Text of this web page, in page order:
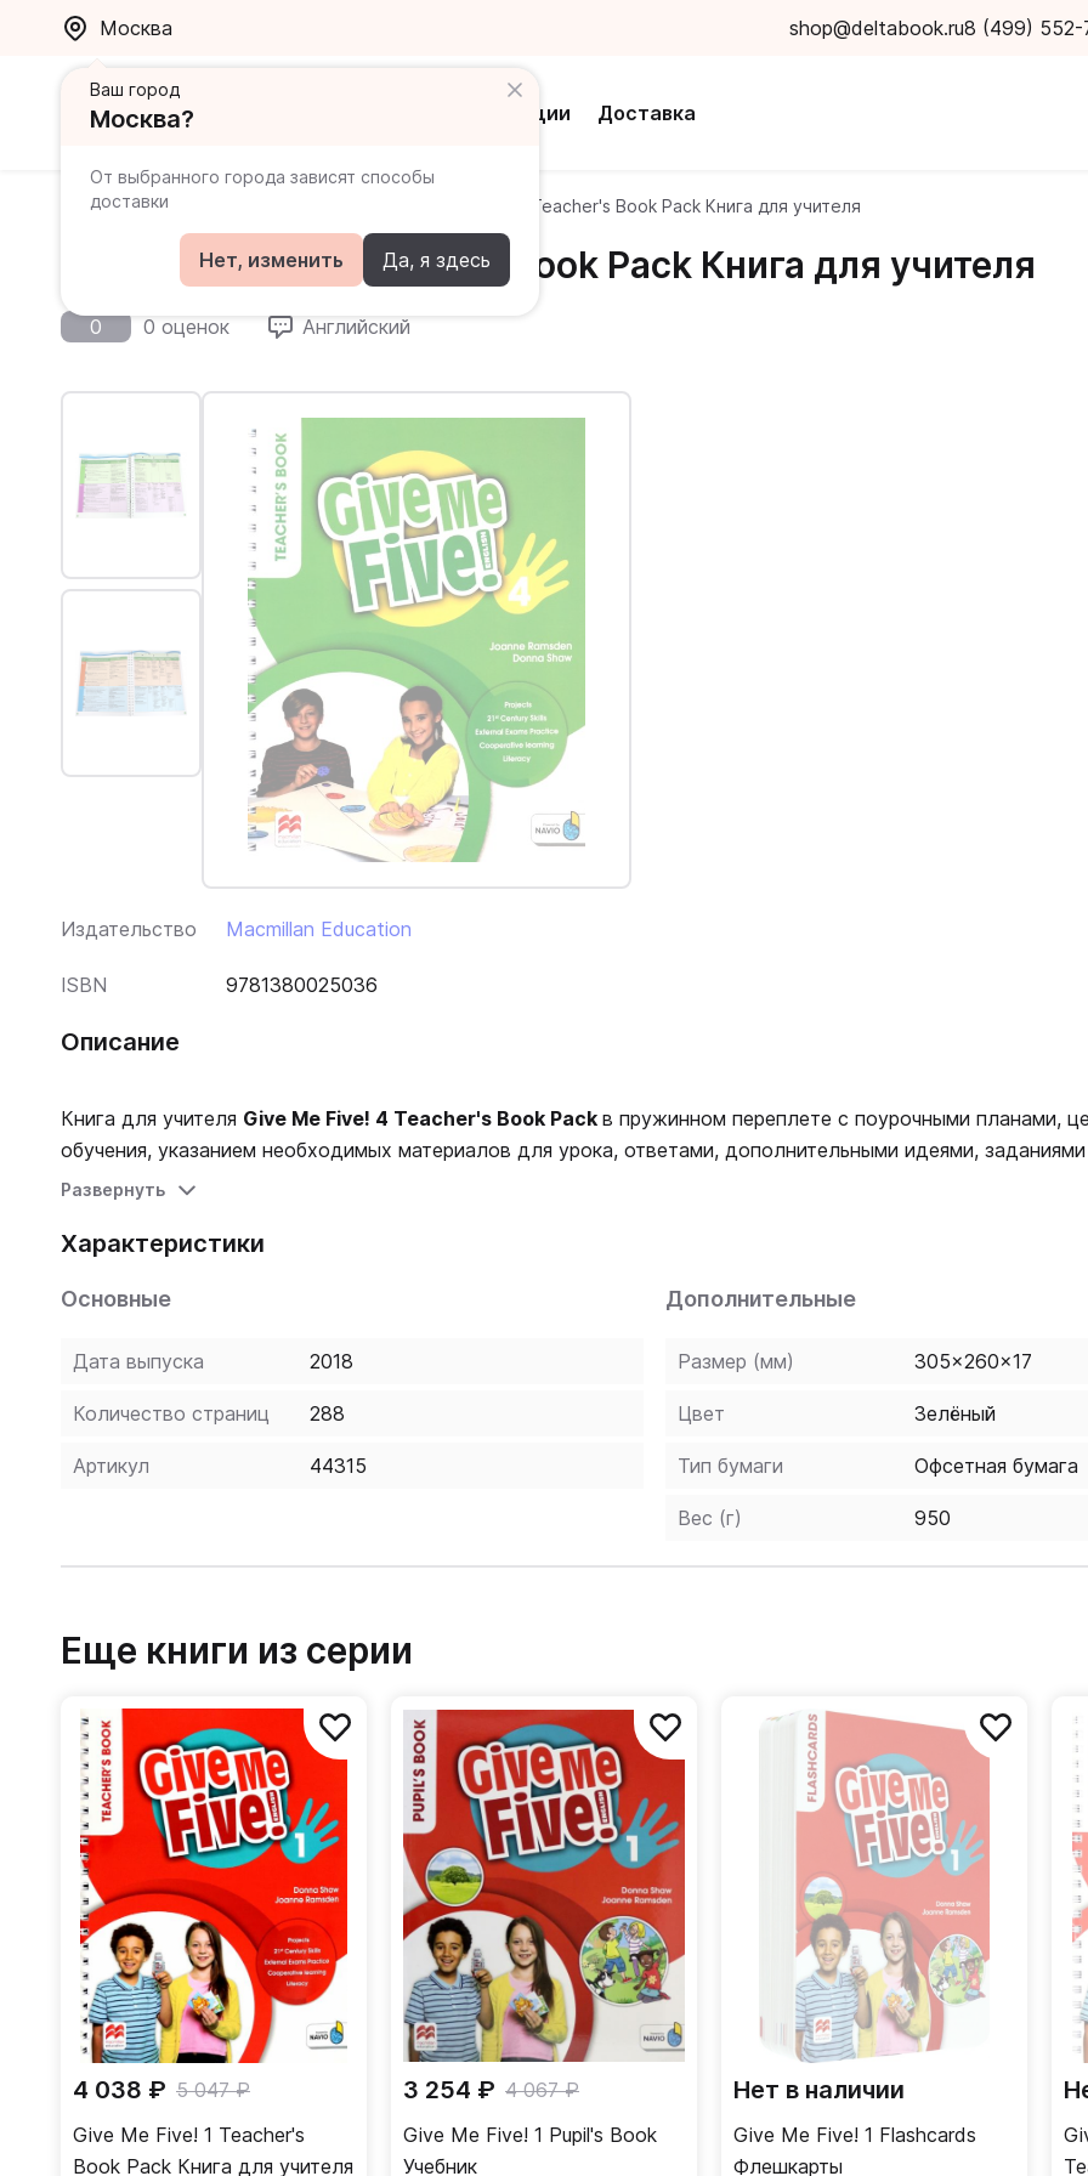
Москва shop@deltabook.ru8 (499) 552-
Акции Доставка
Ваш город
Москва?
От выбранного города зависят способы
доставки
Нет, изменить Да, я здесь
Главная Каталог Give Me Five! 4 Teacher's Book Pack Книга для учителя
Give Me Five! 4 Teacher's Book Pack Книга для учителя
0 0 оценок Английский
Издательство Macmillan Education
ISBN 9781380025036
Описание
Книга для учителя Give Me Five! 4 Teacher's Book Pack в пружинном переплете с поурочными планами,
обучения, указанием необходимых материалов для урока, ответами, дополнительными идеями,
практическими рекомендациями по организации уроков. В конце книги находятся аудиоскрипты.
Интернет-ресурс включает в себя аудио- и видеоматериалы, материалы для подготовки к международным
lessons, электронный журнал достижений учащихся, набор демонстрационных картинок.
Развернуть
Характеристики
Основные
Дата выпуска 2018
Количество страниц 288
Артикул 44315
Дополнительные
Размер (мм) 305x260x17
Цвет Зелёный
Тип бумаги Офсетная бумага
Вес (г) 950
Еще книги из серии
4 038 ₽ 5 047 ₽
Give Me Five! 1 Teacher's
Book Pack Книга для учителя
3 254 ₽ 4 067 ₽
Give Me Five! 1 Pupil's Book
Учебник
Нет в наличии
Give Me Five! 1 Flashcards
Флешкарты